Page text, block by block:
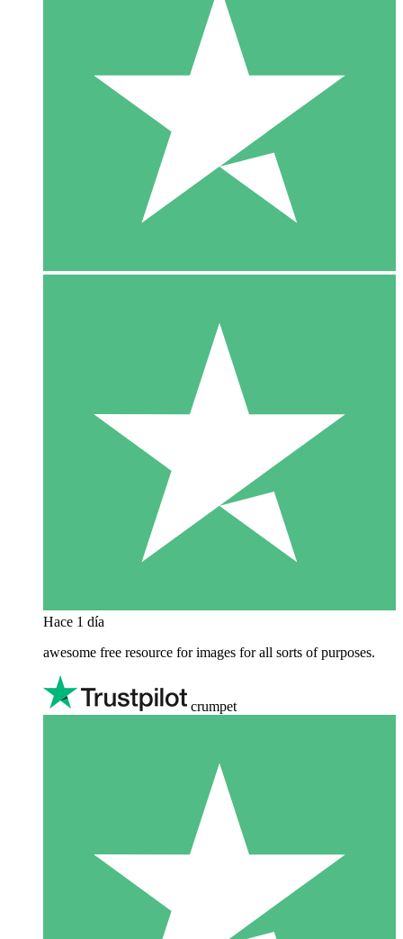
Hace 1 día
awesome free resource for images for all sorts of purposes.
crumpet